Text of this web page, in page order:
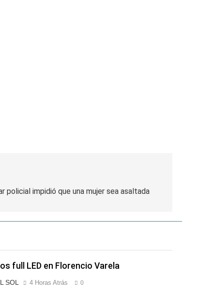
en el Sanatorio Urquiza
Buenos Aires
policial impidió que una mujer sea asaltada
full LED en Florencio Varela
SOL 4 Horas Atrás 0